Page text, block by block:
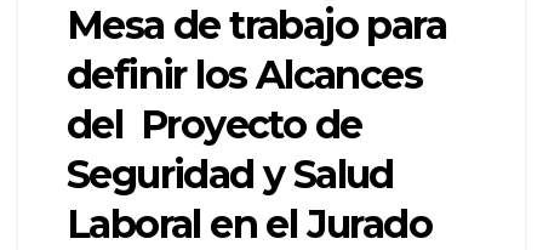
Mesa de trabajo para
definir los Alcances
del Proyecto de
Seguridad y Salud
Laboral en el Jurado